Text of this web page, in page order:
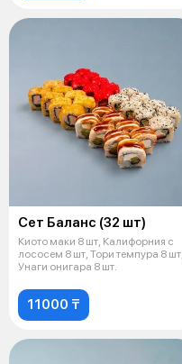
Сет Баланс (32 шт)
Киото маки 8 шт, Калифорния с
лососем 8 шт, Тори темпура 8 шт,
Унаги онигара 8 шт.
11000 ₸